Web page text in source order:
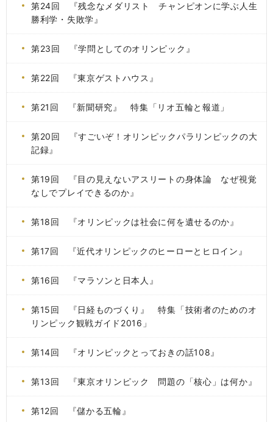
第24回 『残念なメダリスト チャンピオンに学ぶ人生
勝利学・失敗学』
第23回 『学問としてのオリンピック』
第22回 『東京ゲストハウス』
第21回 『新聞研究』 特集「リオ五輪と報道」
第20回 『すごいぞ！オリンピックパラリンピックの大
記録』
第19回 『目の見えないアスリートの身体論 なぜ視覚
なしでプレイできるのか』
第18回 『オリンピックは社会に何を遺せるのか』
第17回 『近代オリンピックのヒーローとヒロイン』
第16回 『マラソンと日本人』
第15回 『日経ものづくり』 特集「技術者のためのオ
リンピック観戦ガイド2016」
第14回 『オリンピックとっておきの話108』
第13回 『東京オリンピック 問題の「核心」は何か』
第12回 『儲かる五輪』